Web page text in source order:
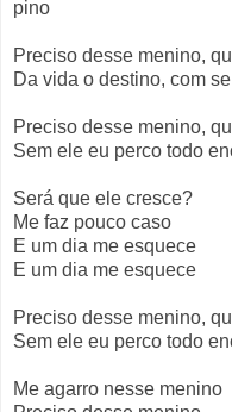
pino
Preciso desse menino,
Da vida o destino, com
Preciso desse menino,
Sem ele eu perco todo
Será que ele cresce?
Me faz pouco caso
E um dia me esquece
E um dia me esquece
Preciso desse menino,
Sem ele eu perco todo
Me agarro nesse menino